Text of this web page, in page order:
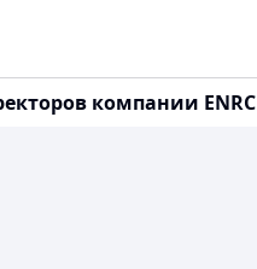
компании ENRC